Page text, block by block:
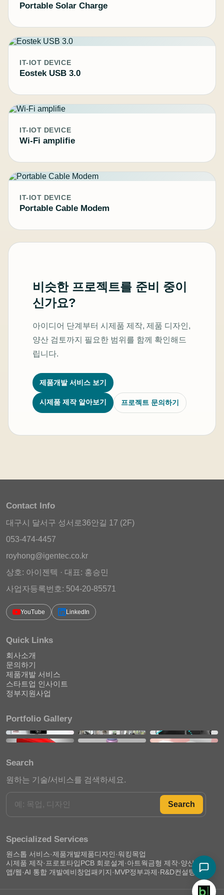
Portable Solar Charge
IT-IOT DEVICE
Eostek USB 3.0
IT-IOT DEVICE
Wi-Fi amplifie
IT-IOT DEVICE
Portable Cable Modem
비슷한 프로젝트를 준비 중이
신가요?
아이디어 단계부터 시제품 제작, 제품 디자인,
양산 검토까지 필요한 범위를 함께 확인해드
립니다.
제품개발 서비스 보기
시제품 제작 알아보기 프로젝트 문의하기
Contact Info
대구시 달서구 성서로36안길 17 (2F)
053-474-4457
royhong@igentec.co.kr
상호: 아이젠텍 · 대표: 홍승민
사업자등록번호: 504-20-85571
YouTube LinkedIn
Quick Links
회사소개
문의하기
제품개발 서비스
스타트업 인사이트
정부지원사업
Portfolio Gallery
Search
원하는 기술/서비스를 검색하세요.
Search
Specialized Services
원스톱 서비스·제품개발제품디자인·워킹목업
시제품 제작·프로토타입 PCB 회로설계·아트웍 금형 제작·양산 준비
앱/웹·AI 통합 개발예비창업패키지·MVP정부과제·R&D컨설팅